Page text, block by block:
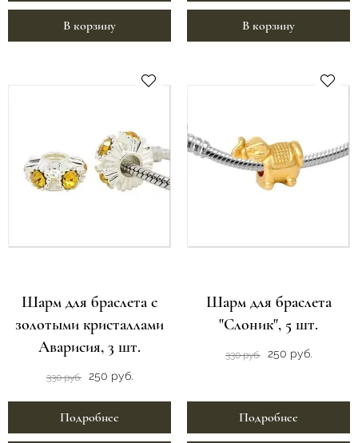
В корзину В корзину
Шарм для браслета с
золотыми кристаллами
Аварисия, 3 шт.
330 руб. 250 руб.
Подробнее
Шарм для браслета
"Слоник", 5 шт.
330 руб. 250 руб.
Подробнее